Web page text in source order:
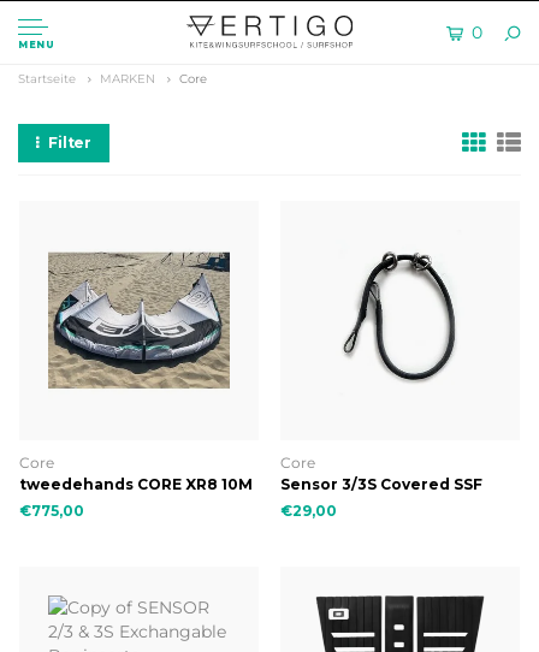
MENU
0
Startseite MARKEN Core
Filter
Core
tweedehands CORE XR8 10M
€775,00
Core
Sensor 3/3S Covered SSF
Rope
€29,00